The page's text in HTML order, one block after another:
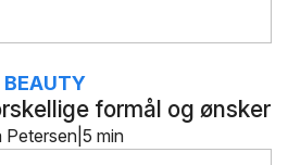
formål og ønsker
BEAUTY
5 min
Petersen